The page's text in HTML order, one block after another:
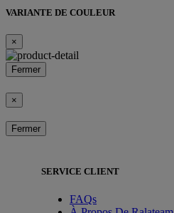
VARIANTE DE COULEUR
×
Fermer
×
Fermer
SERVICE CLIENT
FAQs